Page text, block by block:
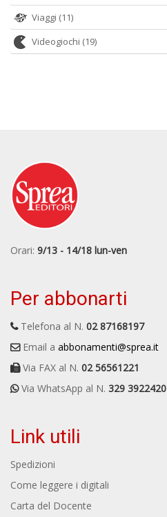
Viaggi (11)
Videogiochi (19)
Orari: 9/13 - 14/18 lun-ven
Per abbonarti
Telefona al N. 02 87168197
Email a abbonamenti@sprea.it
Via FAX al N. 02 56561221
Via WhatsApp al N. 329 3922420
Link utili
Spedizioni
Come leggere i digitali
Carta del Docente